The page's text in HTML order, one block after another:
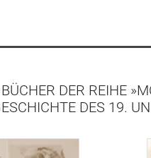
DER REIHE
DES 19.